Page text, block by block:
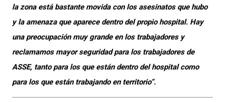
la zona está bastante movida con los asesinatos que hubo
y la amenaza que aparece dentro del propio hospital. Hay
una preocupación muy grande en los trabajadores y
reclamamos mayor seguridad para los trabajadores de
ASSE, tanto para los que están dentro del hospital como
para los que están trabajando en territorio”.